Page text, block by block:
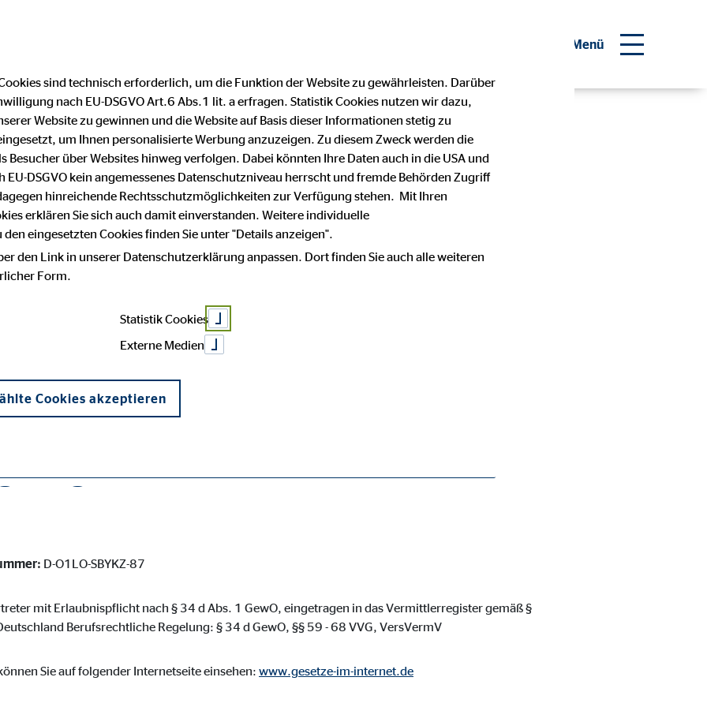
Menü
AG
bad-segeberg-malte-bickert.html
D-O1LO-SBYKZ-87
mit Erlaubnispflicht nach § 34 d Abs. 1 GewO, eingetragen in das Vermittlerregister gemäß §
Berufsrechtliche Regelung: § 34 d GewO, §§ 59 - 68 VVG, VersVermV
Sie auf folgender Internetseite einsehen: www.gesetze-im-internet.de
sind technisch erforderlich, um die Funktion der Website zu gewährleisten. Darüber
nach EU-DSGVO Art.6 Abs.1 lit. a erfragen. Statistik Cookies nutzen wir dazu,
Website zu gewinnen und die Website auf Basis dieser Informationen stetig zu
um Ihnen personalisierte Werbung anzuzeigen. Zu diesem Zweck werden die
Besucher über Websites hinweg verfolgen. Dabei könnten Ihre Daten auch in die USA und
DSGVO kein angemessenes Datenschutzniveau herrscht und fremde Behörden Zugriff
hinreichende Rechtsschutzmöglichkeiten zur Verfügung stehen. Mit Ihren
erklären Sie sich auch damit einverstanden. Weitere individuelle
eingesetzten Cookies finden Sie unter "Details anzeigen".
den Link in unserer Datenschutzerklärung anpassen. Dort finden Sie auch alle weiteren
Form.
Statistik Cookies
Externe Medien
Cookies akzeptieren
und sind für die einwandfreie Funktion der Website erforderlich. Die Deaktivierung kann die
Association